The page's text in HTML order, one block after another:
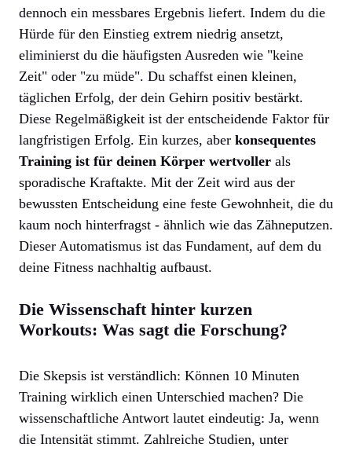
dennoch ein messbares Ergebnis liefert. Indem du die
Hürde für den Einstieg extrem niedrig ansetzt,
eliminierst du die häufigsten Ausreden wie "keine
Zeit" oder "zu müde". Du schaffst einen kleinen,
täglichen Erfolg, der dein Gehirn positiv bestärkt.
Diese Regelmäßigkeit ist der entscheidende Faktor für
langfristigen Erfolg. Ein kurzes, aber konsequentes
Training ist für deinen Körper wertvoller als
sporadische Kraftakte. Mit der Zeit wird aus der
bewussten Entscheidung eine feste Gewohnheit, die du
kaum noch hinterfragst - ähnlich wie das Zähneputzen.
Dieser Automatismus ist das Fundament, auf dem du
deine Fitness nachhaltig aufbaust.
Die Wissenschaft hinter kurzen
Workouts: Was sagt die Forschung?
Die Skepsis ist verständlich: Können 10 Minuten
Training wirklich einen Unterschied machen? Die
wissenschaftliche Antwort lautet eindeutig: Ja, wenn
die Intensität stimmt. Zahlreiche Studien, unter